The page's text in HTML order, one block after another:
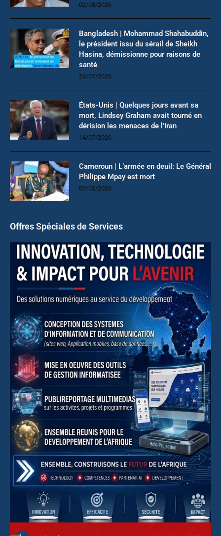
02/08/2026
Bangladesh | Mohammad Shahabuddin,
le président issu du sérail de Sheikh
Hasina, démissionne pour raisons de
santé
24/07/2026
États-Unis | Quelques jours avant sa
mort, Lindsey Graham avait tourné en
dérision les menaces de l’Iran
14/07/2026
Cameroun | L’armée en deuil: Le Général
Philippe Mpay est mort
09/05/2026
Offres Spéciales de Services